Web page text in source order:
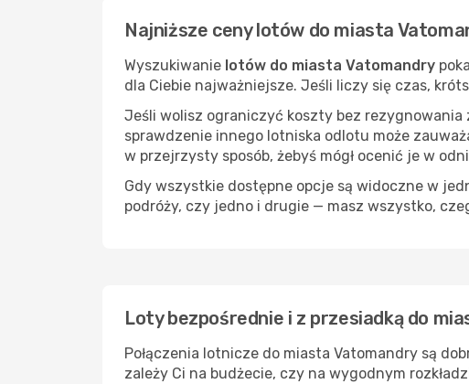
Najniższe ceny lotów do miasta
Wyszukiwanie lotów do miasta Vatomandry
dla Ciebie najważniejsze. Jeśli liczy się czas,
Jeśli wolisz ograniczyć koszty bez
sprawdzenie innego lotniska odlotu może
w przejrzysty sposób, żebyś mógł ocenić je w
Gdy wszystkie dostępne opcje są widoczne w
podróży, czy jedno i drugie — masz wszystko,
Loty bezpośrednie i z przesiadką do
Połączenia lotnicze do miasta Vatomandry są
zależy Ci na budżecie, czy na wygodnym